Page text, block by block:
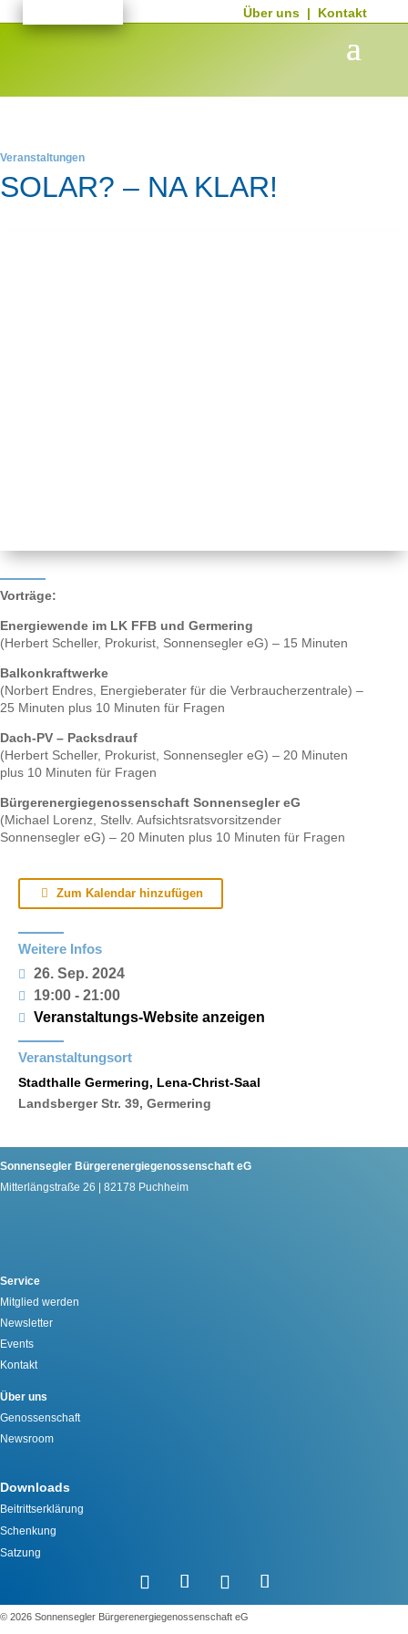
Über uns | Kontakt
Veranstaltungen
SOLAR? – NA KLAR!
Vorträge:
Energiewende im LK FFB und Germering
(Herbert Scheller, Prokurist, Sonnensegler eG) – 15 Minuten
Balkonkraftwerke
(Norbert Endres, Energieberater für die Verbraucherzentrale) –
25 Minuten plus 10 Minuten für Fragen
Dach-PV – Packsdrauf
(Herbert Scheller, Prokurist, Sonnensegler eG) – 20 Minuten
plus 10 Minuten für Fragen
Bürgerenergiegenossenschaft Sonnensegler eG
(Michael Lorenz, Stellv. Aufsichtsratsvorsitzender
Sonnensegler eG) – 20 Minuten plus 10 Minuten für Fragen
Zum Kalendar hinzufügen
Weitere Infos
26. Sep. 2024
19:00 - 21:00
Veranstaltungs-Website anzeigen
Veranstaltungsort
Stadthalle Germering, Lena-Christ-Saal
Landsberger Str. 39, Germering
Sonnensegler Bürgerenergiegenossenschaft eG
Mitterlängstraße 26 | 82178 Puchheim
Service
Mitglied werden
Newsletter
Events
Kontakt
Über uns
Genossenschaft
Newsroom
Downloads
Beitrittserklärung
Schenkung
Satzung
©️ 2026 Sonnensegler Bürgerenergiegenossenschaft eG